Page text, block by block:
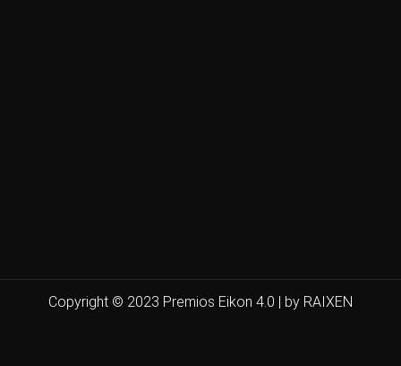
Copyright © 2023 Premios Eikon 4.0 | by RAIXEN